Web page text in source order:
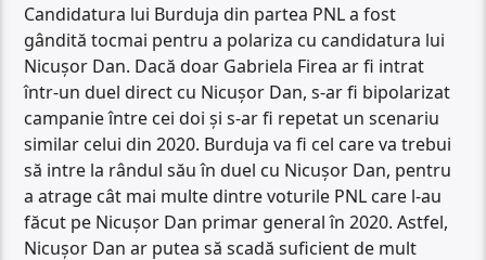
Candidatura lui Burduja din partea PNL a fost
gândită tocmai pentru a polariza cu candidatura lui
Nicușor Dan. Dacă doar Gabriela Firea ar fi intrat
într-un duel direct cu Nicușor Dan, s-ar fi bipolarizat
campanie între cei doi și s-ar fi repetat un scenariu
similar celui din 2020. Burduja va fi cel care va trebui
să intre la rândul său în duel cu Nicușor Dan, pentru
a atrage cât mai multe dintre voturile PNL care l-au
făcut pe Nicușor Dan primar general în 2020. Astfel,
Nicușor Dan ar putea să scadă suficient de mult